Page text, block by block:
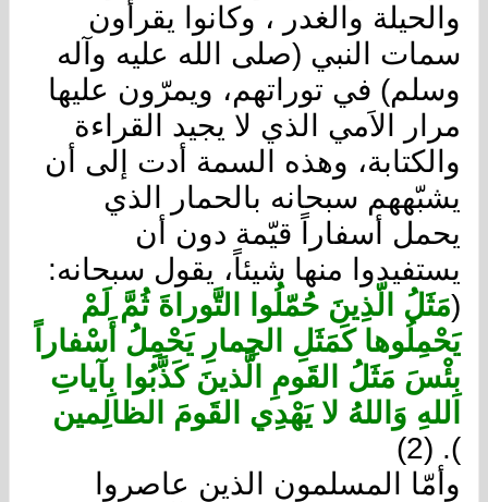
والحيلة والغدر ، وكانوا يقرأون
سمات النبي (صلى الله عليه وآله
وسلم) في توراتهم، ويمرّون عليها
مرار الاَمي الذي لا يجيد القراءة
والكتابة، وهذه السمة أدت إلى أن
يشبّههم سبحانه بالحمار الذي
يحمل أسفاراً قيّمة دون أن
يستفيدوا منها شيئاً، يقول سبحانه:
(مَثَلُ الّذِينَ حُمّلُوا التَّوراةَ ثُمَّ لَمْ
يَحْمِلُوها كَمَثَلِ الحِمارِ يَحْمِلُ أَسْفاراً
بِئْسَ مَثَلُ القَومِ الَّذينَ كَذَّبُوا بِآياتِ
اللهِ وَاللهُ لا يَهْدِي القَومَ الظالِمين
). (2)
وأمّا المسلمون الذين عاصروا